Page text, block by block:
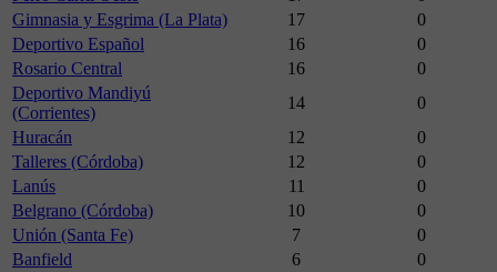
Gimnasia y Esgrima (La Plata)
17
0
Deportivo Español
16
0
Rosario Central
16
0
Deportivo Mandiyú
(Corrientes)
14
0
Huracán
12
0
Talleres (Córdoba)
12
0
Lanús
11
0
Belgrano (Córdoba)
10
0
Unión (Santa Fe)
7
0
Banfield
6
0